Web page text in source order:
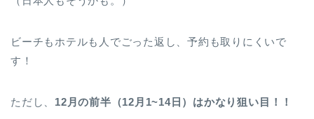
ビーチもホテルも人でごった返し、予約も取りにくいで
す！
ただし、 12月の前半（12月1~14日）はかなり狙い目！！